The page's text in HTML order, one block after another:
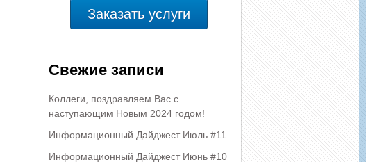
Заказать услуги
Свежие записи
Коллеги, поздравляем Вас с
наступающим Новым 2024 годом!
Информационный Дайджест Июль #11
Информационный Дайджест Июнь #10